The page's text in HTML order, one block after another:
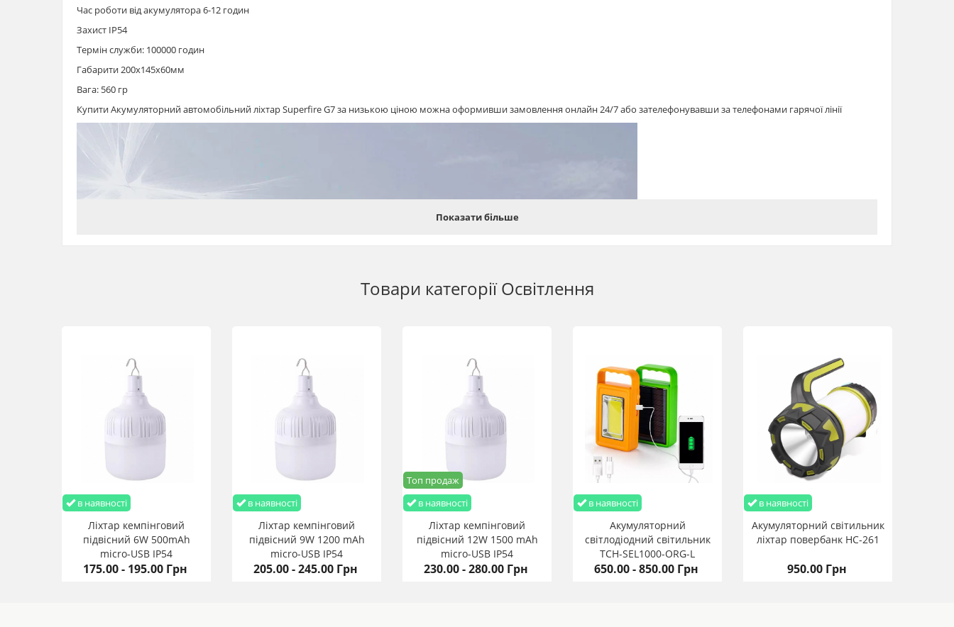
Час роботи від акумулятора 6-12 годин
Захист IP54
Термін служби: 100000 годин
Габарити 200х145х60мм
Вага: 560 гр
Купити Акумуляторний автомобільний ліхтар Superfire G7 за низькою ціною можна оформивши замовлення онлайн 24/7 або зателефонувавши за телефонами гарячої лінії
Показати більше
Товари категоріїОсвітлення
в наявності
Ліхтар кемпінговий
підвісний 6W 500mАh
micro-USB IP54
175.00 - 195.00 Грн
в наявності
Ліхтар кемпінговий
підвісний 9W 1200 mАh
micro-USB IP54
205.00 - 245.00 Грн
в наявності
Топ продаж
Ліхтар кемпінговий
підвісний 12W 1500 mАh
micro-USB IP54
230.00 - 280.00 Грн
в наявності
Акумуляторний
світлодіодний світильник
TCH-SEL1000-ORG-L
650.00 - 850.00 Грн
в наявності
Акумуляторний світильник
ліхтар повербанк HC-261
950.00 Грн